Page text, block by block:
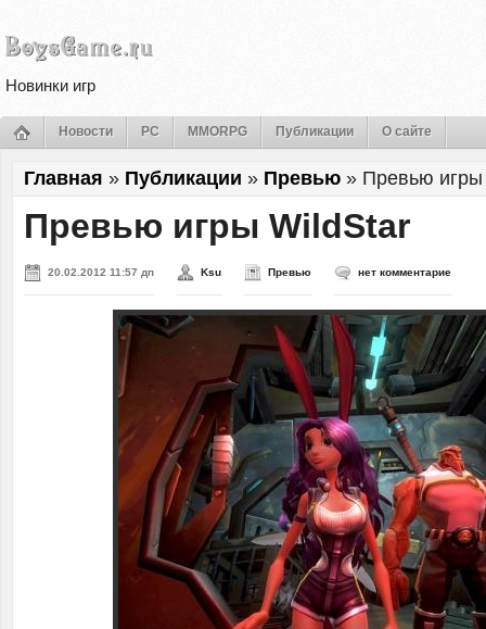
Новинки игр
Новости PC MMORPG Публикации О сайте
Главная » Публикации » Превью » Превью игры
Превью игры WildStar
20.02.2012 11:57 дп Ksu Превью нет комментарие